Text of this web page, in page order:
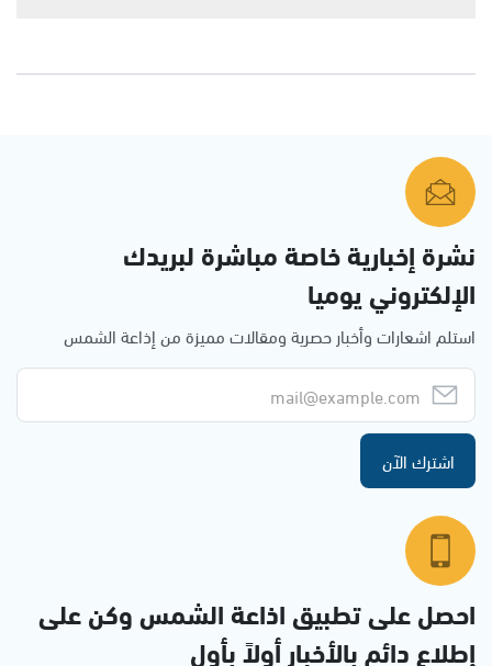
نشرة إخبارية خاصة مباشرة لبريدك
الإلكتروني يوميا
استلم اشعارات وأخبار حصرية ومقالات مميزة من إذاعة الشمس
اشترك الآن
احصل على تطبيق اذاعة الشمس وكن على
إطلاع دائم بالأخبار أولاً بأول